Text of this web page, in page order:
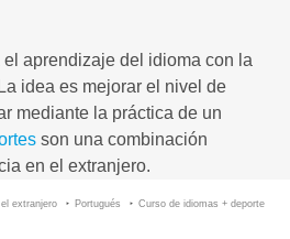
aprendizaje del idioma con la
idea es mejorar el nivel de
mediante la práctica de un
son una combinación
en el extranjero.
extranjero Portugués Curso de idiomas + deporte